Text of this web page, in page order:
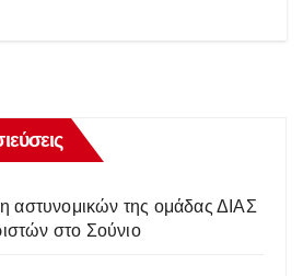
αστυνομικών της ομάδας ΔΙΑΣ
στο Σούνιο